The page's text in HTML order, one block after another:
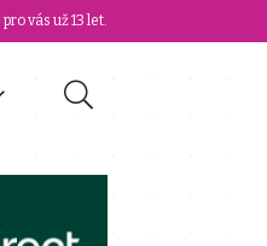
vás už 13 let.